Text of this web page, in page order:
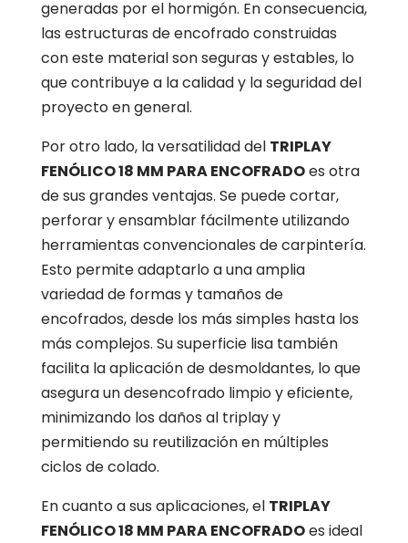
generadas por el hormigón. En consecuencia,
las estructuras de encofrado construidas
con este material son seguras y estables, lo
que contribuye a la calidad y la seguridad del
proyecto en general.
Por otro lado, la versatilidad del TRIPLAY
FENÓLICO 18 MM PARA ENCOFRADOes otra
de sus grandes ventajas. Se puede cortar,
perforar y ensamblar fácilmente utilizando
herramientas convencionales de carpintería.
Esto permite adaptarlo a una amplia
variedad de formas y tamaños de
encofrados, desde los más simples hasta los
más complejos. Su superficie lisa también
facilita la aplicación de desmoldantes, lo que
asegura un desencofrado limpio y eficiente,
minimizando los daños al triplay y
permitiendo su reutilización en múltiples
ciclos de colado.
En cuanto a sus aplicaciones, el TRIPLAY
FENÓLICO 18 MM PARA ENCOFRADOes ideal